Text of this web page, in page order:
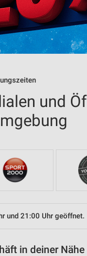
und
und 21:00 Uhr geöffnet.
in deiner Nähe